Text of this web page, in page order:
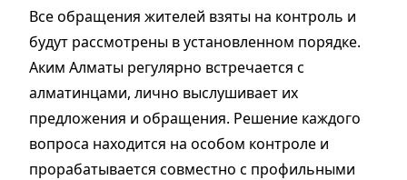
Все обращения жителей взяты на контроль и
будут рассмотрены в установленном порядке.
Аким Алматы регулярно встречается с
алматинцами, лично выслушивает их
предложения и обращения. Решение каждого
вопроса находится на особом контроле и
прорабатывается совместно с профильными